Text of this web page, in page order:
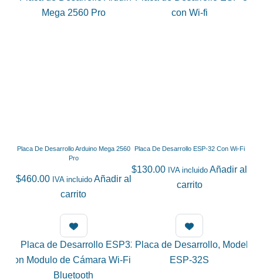
Placa De Desarrollo Arduino Mega 2560
Pro
$460.00 IVA incluido Añadir al
carrito
Placa De Desarrollo ESP-32 Con Wi-Fi
$130.00 IVA incluido Añadir al
carrito